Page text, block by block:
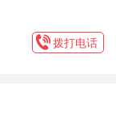
拨打电话